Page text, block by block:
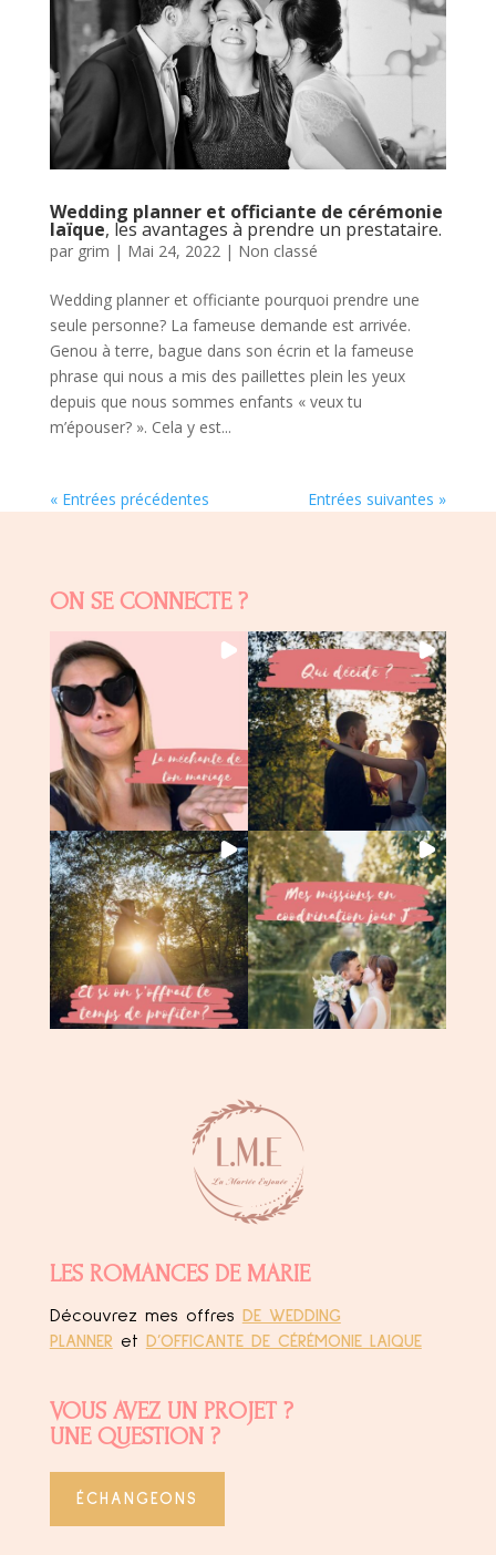
Wedding planner et officiante de cérémonie
laïque, les avantages à prendre un prestataire.
par grim | Mai 24, 2022| Non classé
Wedding planner et officiante pourquoi prendre une
seule personne? La fameuse demande est arrivée.
Genou à terre, bague dans son écrin et la fameuse
phrase qui nous a mis des paillettes plein les yeux
depuis que nous sommes enfants « veux tu
m’épouser? ». Cela y est...
« Entrées précédentes Entrées suivantes »
ON SE CONNECTE ?
LES ROMANCES DE MARIE
Découvrez mes offres
DE WEDDING
PLANNER et D’OFFICANTE DE CÉRÉMONIE LAIQUE
VOUS AVEZ UN PROJET ?
UNE QUESTION ?
ÉCHANGEONS